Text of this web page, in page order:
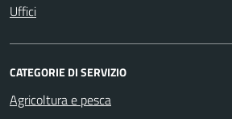
Uffici
CATEGORIE DI SERVIZIO
Agricoltura e pesca